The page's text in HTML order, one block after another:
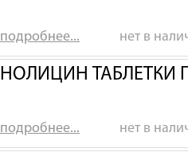
подробнее... нет в
НОЛИЦИН ТАБЛЕТКИ
подробнее... нет в